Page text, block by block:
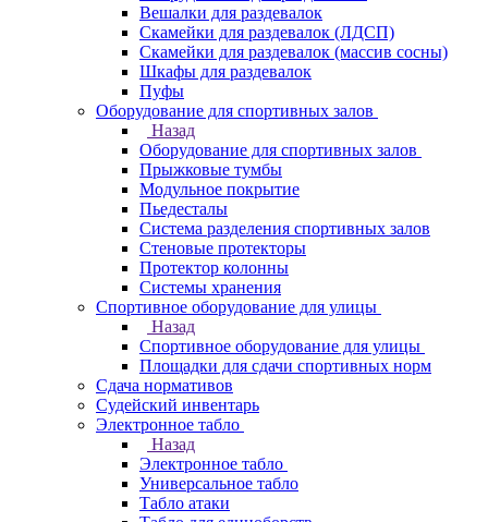
Вешалки для раздевалок
Скамейки для раздевалок (ЛДСП)
Скамейки для раздевалок (массив сосны)
Шкафы для раздевалок
Пуфы
Оборудование для спортивных залов
Назад
Оборудование для спортивных залов
Прыжковые тумбы
Модульное покрытие
Пьедесталы
Система разделения спортивных залов
Стеновые протекторы
Протектор колонны
Системы хранения
Спортивное оборудование для улицы
Назад
Спортивное оборудование для улицы
Площадки для сдачи спортивных норм
Сдача нормативов
Судейский инвентарь
Электронное табло
Назад
Электронное табло
Универсальное табло
Табло атаки